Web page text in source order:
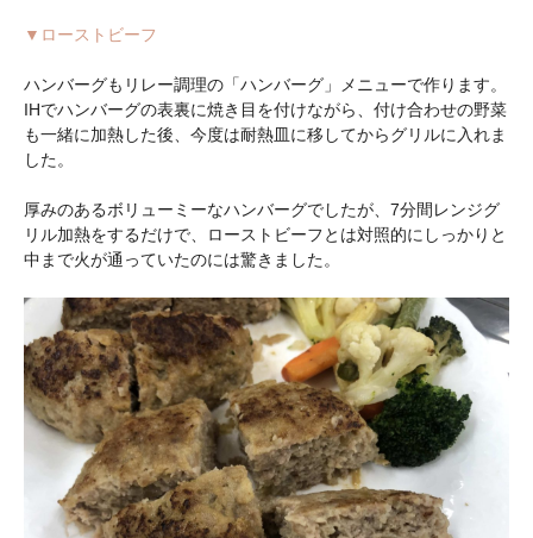
▼ローストビーフ
ハンバーグもリレー調理の「ハンバーグ」メニューで作ります。
IHでハンバーグの表裏に焼き目を付けながら、付け合わせの野菜
も一緒に加熱した後、今度は耐熱皿に移してからグリルに入れま
した。
厚みのあるボリューミーなハンバーグでしたが、7分間レンジグ
リル加熱をするだけで、ローストビーフとは対照的にしっかりと
中まで火が通っていたのには驚きました。